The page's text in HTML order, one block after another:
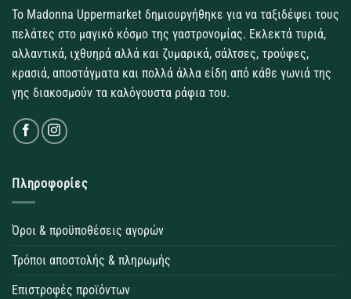
Το Madonna Uppermarket δημιουργήθηκε για να ταξιδέψει τους
πελάτες στο μαγικό κόσμο της γαστρονομίας. Εκλεκτά τυριά,
αλλαντικά, ιχθυηρά αλλά και ζυμαρικά, σάλτσες, τρούφες,
κρασιά, αποστάγματα και πολλά άλλα είδη από κάθε γωνιά της
γης διακοσμούν τα καλόγουστα ράφια του.
Πληροφορίες
Όροι & προϋποθέσεις αγορών
Τρόποι αποστολής & πληρωμής
Επιστροφές προϊόντων